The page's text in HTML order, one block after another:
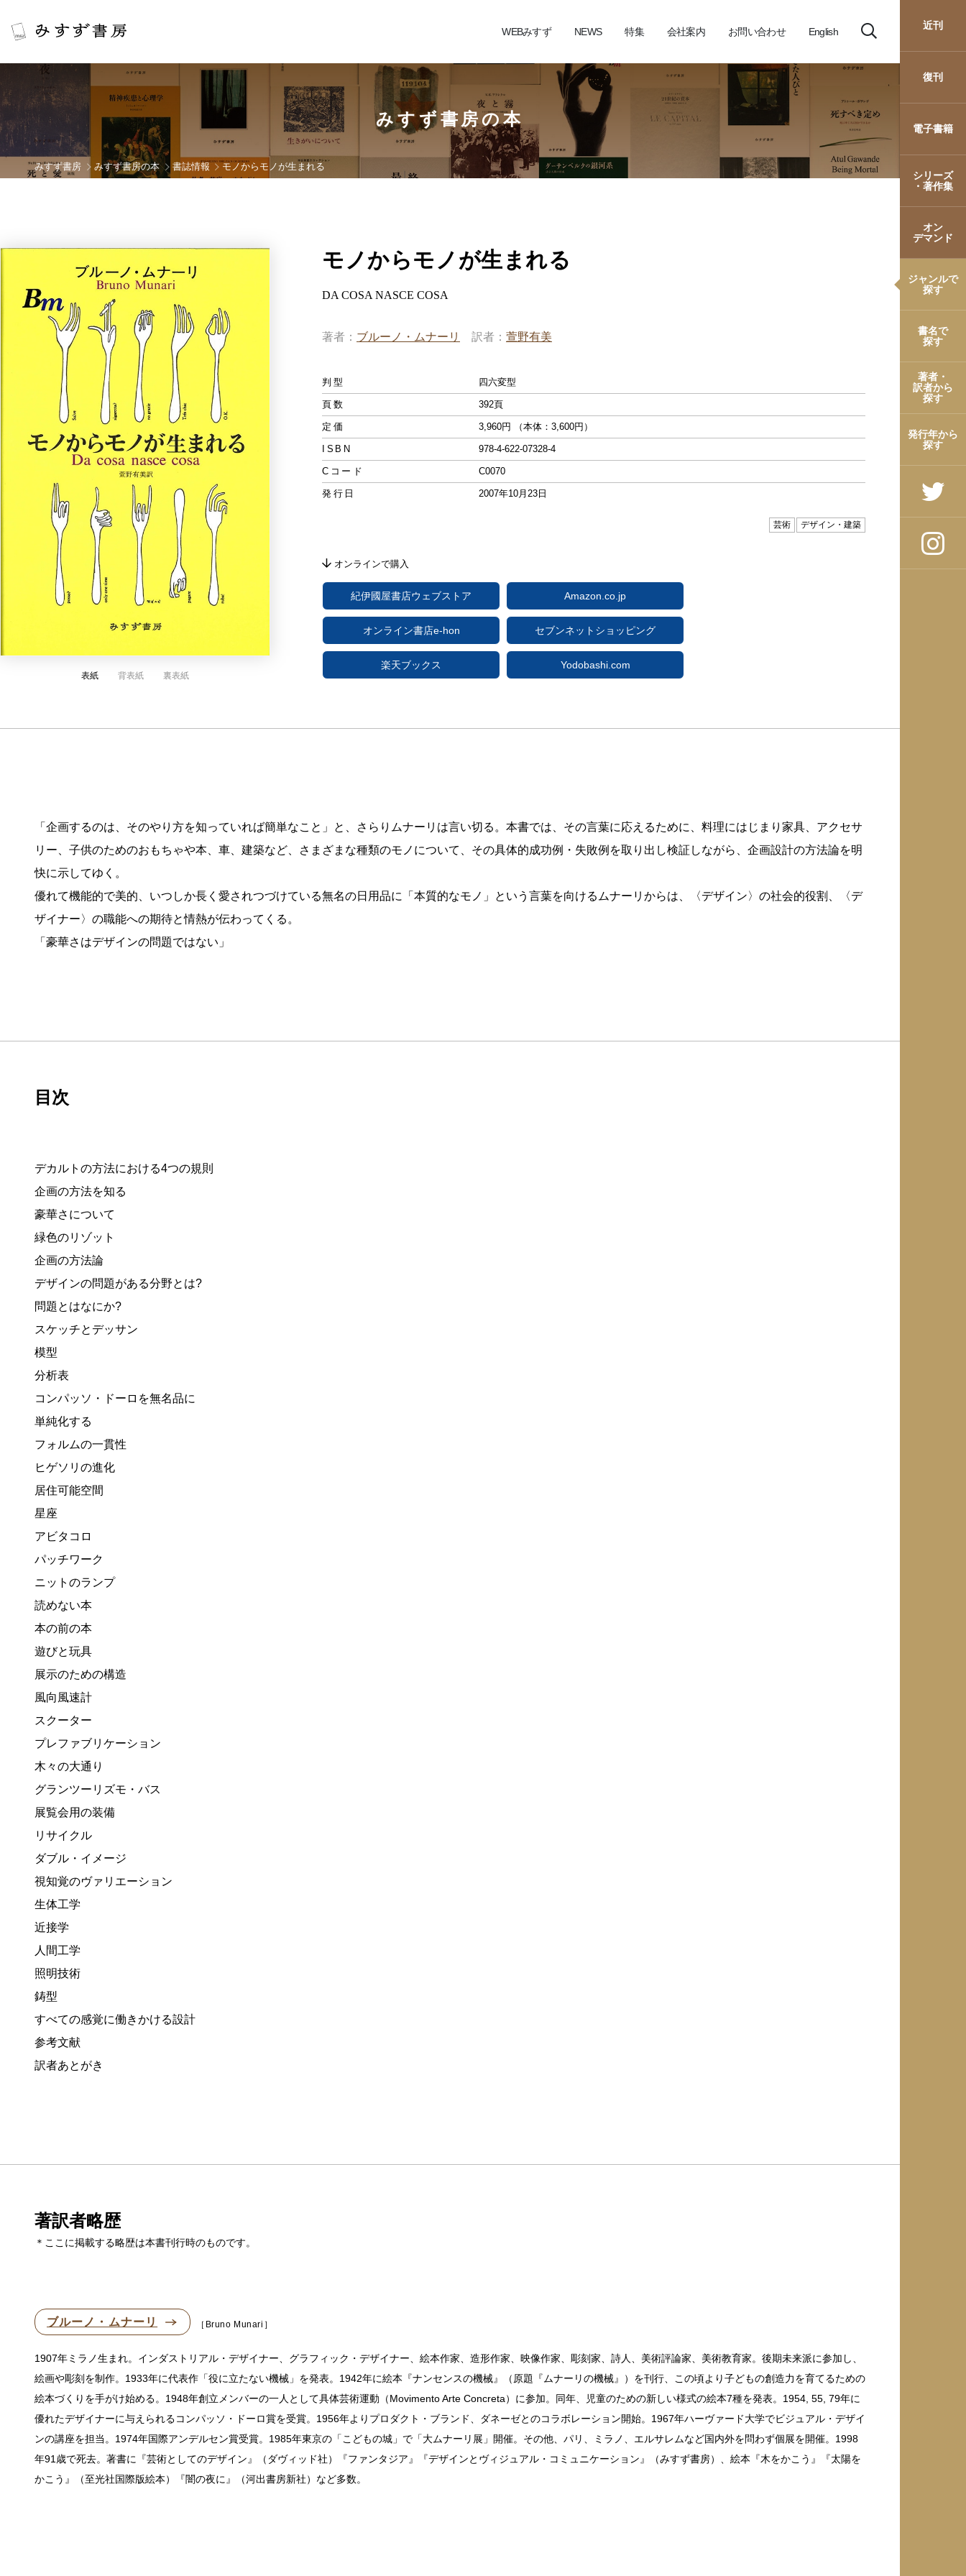
WEBみすず NEWS 特集 会社案内 お問い合わせ English
近刊
復刊
電子書籍
シリーズ
・著作集
オン
デマンド
ジャンルで
探す
書名で
探す
著者・
訳者から
探す
発行年から
探す
みすず書房の本
みすず書房 みすず書房の本 書誌情報 モノからモノが生まれる
モノからモノが生まれる
DA COSA NASCE COSA
表紙 背表紙 裏表紙
著者 ブルーノ・ムナーリ 訳者 萱野有美
判型 四六変型
頁数 392頁
定価 3,960円 （本体：3,600円）
ISBN 978-4-622-07328-4
Cコード C0070
発行日 2007年10月23日
芸術 デザイン・建築
オンラインで購入
紀伊國屋書店ウェブストア Amazon.co.jp
オンライン書店e-hon セブンネットショッピング
楽天ブックス Yodobashi.com
「企画するのは、そのやり方を知っていれば簡単なこと」と、さらりムナーリは言い切る。本書では、その言葉に応えるために、料理にはじまり家具、アクセサ
リー、子供のためのおもちゃや本、車、建築など、さまざまな種類のモノについて、その具体的成功例・失敗例を取り出し検証しながら、企画設計の方法論を明
快に示してゆく。
優れて機能的で美的、いつしか長く愛されつづけている無名の日用品に「本質的なモノ」という言葉を向けるムナーリからは、〈デザイン〉の社会的役割、〈デ
ザイナー〉の職能への期待と情熱が伝わってくる。
「豪華さはデザインの問題ではない」
目次
デカルトの方法における4つの規則
企画の方法を知る
豪華さについて
緑色のリゾット
企画の方法論
デザインの問題がある分野とは?
問題とはなにか?
スケッチとデッサン
模型
分析表
コンパッソ・ドーロを無名品に
単純化する
フォルムの一貫性
ヒゲソリの進化
居住可能空間
星座
アビタコロ
パッチワーク
ニットのランプ
読めない本
本の前の本
遊びと玩具
展示のための構造
風向風速計
スクーター
プレファブリケーション
木々の大通り
グランツーリズモ・バス
展覧会用の装備
リサイクル
ダブル・イメージ
視知覚のヴァリエーション
生体工学
近接学
人間工学
照明技術
鋳型
すべての感覚に働きかける設計
参考文献
訳者あとがき
著訳者略歴
＊ここに掲載する略歴は本書刊行時のものです。
ブルーノ・ムナーリ Bruno Munari
1907年ミラノ生まれ。インダストリアル・デザイナー、グラフィック・デザイナー、絵本作家、造形作家、映像作家、彫刻家、詩人、美術評論家、美術教育家。後期未来派に参加し、
絵画や彫刻を制作。1933年に代表作「役に立たない機械」を発表。1942年に絵本『ナンセンスの機械』（原題『ムナーリの機械』）を刊行、この頃より子どもの創造力を育てるための
絵本づくりを手がけ始める。1948年創立メンバーの一人として具体芸術運動（Movimento Arte Concreta）に参加。同年、児童のための新しい様式の絵本7種を発表。1954, 55, 79年に
優れたデザイナーに与えられるコンパッソ・ドーロ賞を受賞。1956年よりプロダクト・ブランド、ダネーゼとのコラボレーション開始。1967年ハーヴァード大学でビジュアル・デザイ
ンの講座を担当。1974年国際アンデルセン賞受賞。1985年東京の「こどもの城」で「大ムナーリ展」開催。その他、パリ、ミラノ、エルサレムなど国内外を問わず個展を開催。1998
年91歳で死去。著書に『芸術としてのデザイン』（ダヴィッド社）『ファンタジア』『デザインとヴィジュアル・コミュニケーション』（みすず書房）、絵本『木をかこう』『太陽を
かこう』（至光社国際版絵本）『闇の夜に』（河出書房新社）など多数。